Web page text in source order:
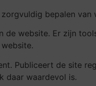
bepalen
de website. Er zijn
Publiceert de site
daar waardevol is.